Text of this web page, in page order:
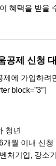
혜택을 받을
공제 신청
제에 가입하려
block=”3″]
청년
월 이내 신청
처기업, 강소